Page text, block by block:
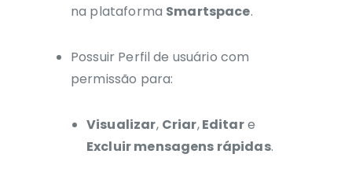
na plataforma Smartspace.
Possuir Perfil de usuário com
permissão para:
Visualizar, Criar,Editare
Excluir mensagens rápidas.